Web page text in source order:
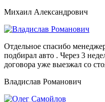
Михаил Александрович
Отдельное спасибо
подбирал авто . Через 3
договора уже выезжал со
Владислав Романович